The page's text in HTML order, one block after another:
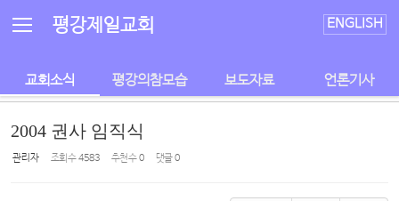
평강제일교회 ENGLISH
교회소식 평강의참모습 보도자료 언론기사
2004 권사 임직식
관리자 조회 수4583 추천 수0 댓글0